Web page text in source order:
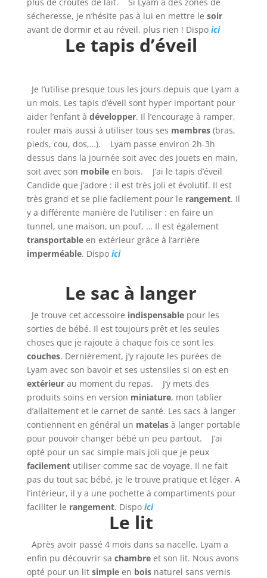
sécheresse, je n’hésite pas à lui en mettre le soir
avant de dormir et au réveil, plus rien ! Dispo ici
Le tapis d’éveil
Je l’utilise presque tous les jours depuis que Lyam a
un mois. Les tapis d’éveil sont hyper important pour
aider l’enfant à développer. Il l’encourage à ramper,
rouler mais aussi à utiliser tous ses membres(bras,
pieds, cou, dos,…). Lyam passe environ 2h-3h
dessus dans la journée soit avec des jouets en main,
soit avec son mobileen bois. J’ai le tapis d’éveil
Candide que j’adore : il est très joli et évolutif. Il est
très grand et se plie facilement pour le rangement. Il
y a différente manière de l’utiliser : en faire un
tunnel, une maison, un pouf, … Il est également
transportableen extérieur grâce à l’arrière
imperméable. Dispo ici
Le sac à langer
Je trouve cet accessoire indispensablepour les
sorties de bébé. Il est toujours prêt et les seules
choses que je rajoute à chaque fois ce sont les
couches. Dernièrement, j’y rajoute les purées de
Lyam avec son bavoir et ses ustensiles si on est en
extérieurau moment du repas. J’y mets des
produits soins en version miniature, mon tablier
d’allaitement et le carnet de santé. Les sacs à langer
contiennent en général un matelasà langer portable
pour pouvoir changer bébé un peu partout. J’ai
opté pour un sac simple mais joli que je peux
facilementutiliser comme sac de voyage. Il ne fait
pas du tout sac bébé, je le trouve pratique et léger. A
l’intérieur, il y a une pochette à compartiments pour
faciliter le rangement. Dispo ici
Le lit
Après avoir passé 4 mois dans sa nacelle, Lyam a
enfin pu découvrir sa chambreet son lit. Nous avons
opté pour un lit simpleen boisnaturel sans vernis